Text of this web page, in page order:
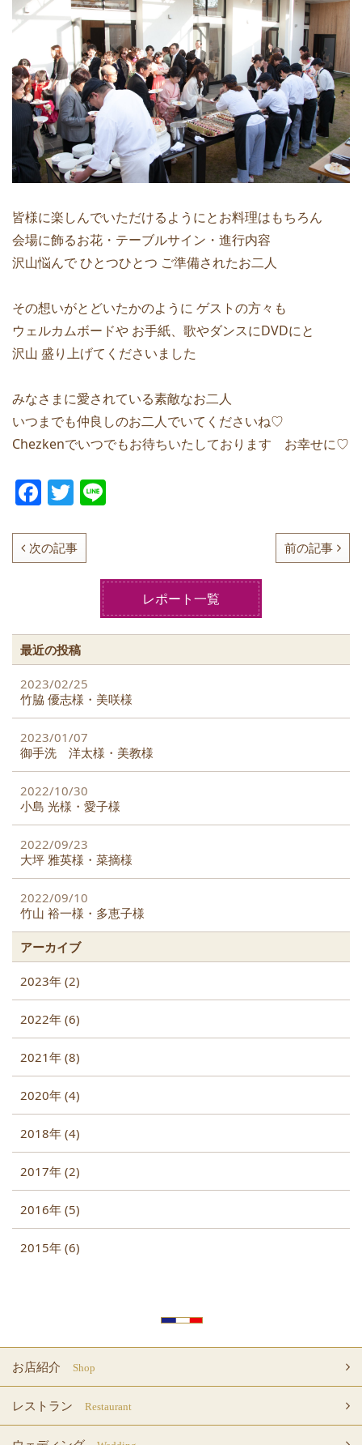
皆様に楽しんでいただけるようにとお料理はもちろん
会場に飾るお花・テーブルサイン・進行内容
沢山悩んで ひとつひとつ ご準備されたお二人
その想いがとどいたかのように ゲストの方々も
ウェルカムボードや お手紙、歌やダンスにDVDにと
沢山 盛り上げてくださいました
みなさまに愛されている素敵なお二人
いつまでも仲良しのお二人でいてくださいね♡
Chezkenでいつでもお待ちいたしております お幸せに♡
F
c
e
o
k
T
itt
er
次の記事 前の記事
レポート一覧
最近の投稿
2023/02/25
竹脇 優志様・美咲様
2023/01/07
御手洗 洋太様・美教様
2022/10/30
小島 光様・愛子様
2022/09/23
大坪 雅英様・菜摘様
2022/09/10
竹山 裕一様・多恵子様
アーカイブ
2023年 (2)
2022年 (6)
2021年 (8)
2020年 (4)
2018年 (4)
2017年 (2)
2016年 (5)
2015年 (6)
お店紹介 Shop
レストラン Restaurant